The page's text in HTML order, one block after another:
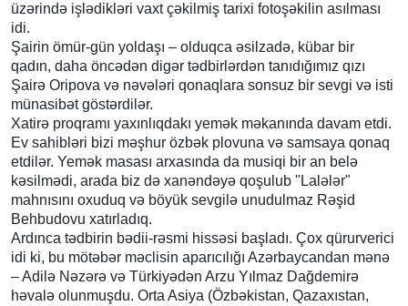
üzərində işlədikləri vaxt çəkilmiş tarixi fotoşəkilin asılması
idi.
Şairin ömür-gün yoldaşı – olduqca əsilzadə, kübar bir
qadın, daha öncədən digər tədbirlərdən tanıdığımız qızı
Şairə Oripova və nəvələri qonaqlara sonsuz bir sevgi və isti
münasibət göstərdilər.
Xatirə proqramı yaxınlıqdakı yemək məkanında davam etdi.
Ev sahibləri bizi məşhur özbək plovuna və samsaya qonaq
etdilər. Yemək masası arxasında da musiqi bir an belə
kəsilmədi, arada biz də xanəndəyə qoşulub "Lalələr"
mahnısını oxuduq və böyük sevgilə unudulmaz Rəşid
Behbudovu xatırladıq.
Ardınca tədbirin bədii-rəsmi hissəsi başladı. Çox qürurverici
idi ki, bu mötəbər məclisin aparıcılığı Azərbaycandan mənə
– Adilə Nəzərə və Türkiyədən Arzu Yılmaz Dağdemirə
həvalə olunmuşdu. Orta Asiya (Özbəkistan, Qazaxıstan,